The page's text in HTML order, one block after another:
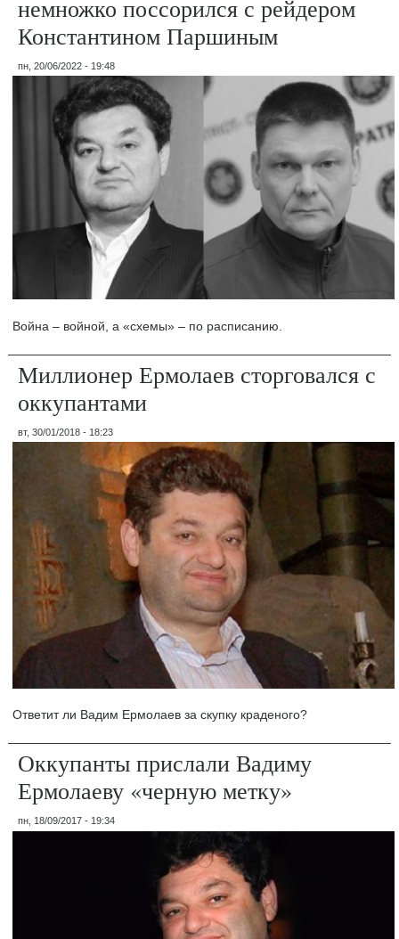
немножко поссорился с рейдером
Константином Паршиным
пн, 20/06/2022 - 19:48
Война – войной, а «схемы» – по расписанию.
Миллионер Ермолаев сторговался с
оккупантами
вт, 30/01/2018 - 18:23
Ответит ли Вадим Ермолаев за скупку краденого?
Оккупанты прислали Вадиму
Ермолаеву «черную метку»
пн, 18/09/2017 - 19:34